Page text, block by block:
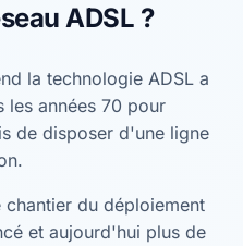
ADSL ?
la technologie ADSL a
les années 70 pour
de disposer d'une ligne
chantier du déploiement
et aujourd'hui plus de